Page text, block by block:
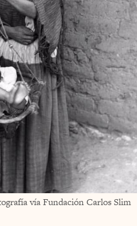
vía Fundación Carlos Slim